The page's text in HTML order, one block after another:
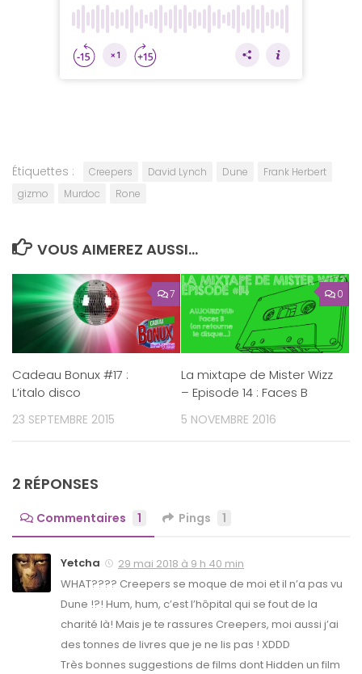
Étiquettes : Creepers David Lynch Dune
Frank Herbert
gizmo
Murdoc Rone
VOUS AIMEREZ AUSSI...
7
Cadeau Bonux #17 :
L’italo disco
23 SEPTEMBRE 2015
0
La mixtape de Mister Wizz
– Episode 14 : Faces B
5 NOVEMBRE 2016
2 RÉPONSES
Commentaires 1 Pings 1
Yetcha
29 mai 2018 à 9 h 40 min
WHAT???? Creepers se moque de moi et il n’a pas vu
Dune !?! Hum, hum, c’est l’hôpital qui se fout de la
charité là! Mais je te rassures Creepers, moi aussi j’ai
des tonnes de livres que je ne lis pas ! XDDD
Très bonnes suggestions de films dont Hidden un film